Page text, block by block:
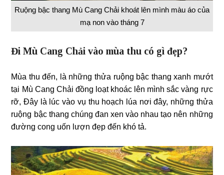
Ruộng bậc thang Mù Cang Chải khoát lên mình màu áo của
mạ non vào tháng 7
Đi Mù Cang Chải vào mùa thu có gì đẹp?
Mùa thu đến, là những thửa ruộng bậc thang xanh mướt
tại Mù Cang Chải đồng loạt khoác lên mình sắc vàng rực
rỡ, Đây là lúc vào vụ thu hoạch lúa nơi đây, những thửa
ruộng bậc thang chúng đan xen vào nhau tạo nên những
đường cong uốn lượn đẹp đến khó tả.